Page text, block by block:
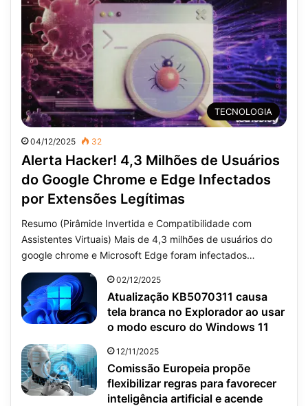
TECNOLOGIA
04/12/2025 32
Alerta Hacker! 4,3 Milhões de Usuários
do Google Chrome e Edge Infectados
por Extensões Legítimas
Resumo (Pirâmide Invertida e Compatibilidade com
Assistentes Virtuais) Mais de 4,3 milhões de usuários do
google chrome e Microsoft Edge foram infectados…
02/12/2025
Atualização KB5070311 causa
tela branca no Explorador ao usar
o modo escuro do Windows 11
12/11/2025
Comissão Europeia propõe
flexibilizar regras para favorecer
inteligência artificial e acende